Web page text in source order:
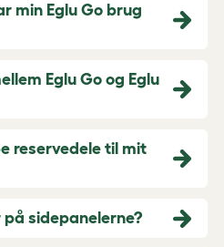
min Eglu Go brug
Eglu Go og Eglu
reservedele til mit
sidepanelerne?